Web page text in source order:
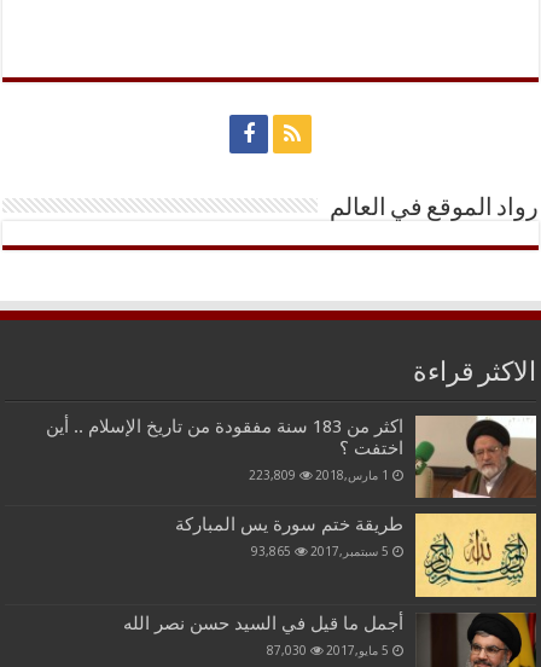
رواد الموقع في العالم
الاكثر قراءة
اكثر من 183 سنة مفقودة من تاريخ الإسلام .. أين
اختفت ؟
1 مارس,2018 223,809
طريقة ختم سورة يس المباركة
5 سبتمبر,2017 93,865
أجمل ما قيل في السيد حسن نصر الله
5 مايو,2017 87,030